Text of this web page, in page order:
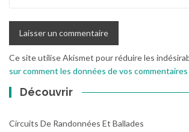
Ce site utilise Akismet pour réduire les
sur comment les données de vos
Découvrir
Circuits De Randonnées Et Ballades